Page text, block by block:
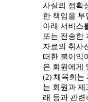
사실의 정확
한 책임을 부
아래 서비스
또는 전송한
자료의 취사
떠한 불이익
은 회원에게
(2) 체육회는
는 회원과 제
래 등과 관련